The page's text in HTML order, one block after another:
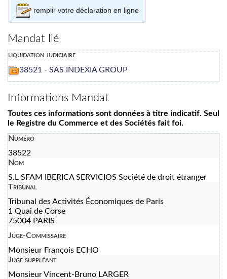
remplir votre déclaration en ligne
Mandat lié
liquidation judiciaire
38521 - SAS INDEXIA GROUP
Informations Mandat
Toutes ces informations sont données à titre indicatif. Seul
le Registre du Commerce et des Sociétés fait foi.
Numéro
38522
Nom
S.L SFAM IBERICA SERVICIOS Société de droit étranger
Tribunal
Tribunal des Activités Économiques de Paris
1 Quai de Corse
75004 PARIS
Juge-Commissaire
Monsieur François ECHO
Juge suppléant
Monsieur Vincent-Bruno LARGER